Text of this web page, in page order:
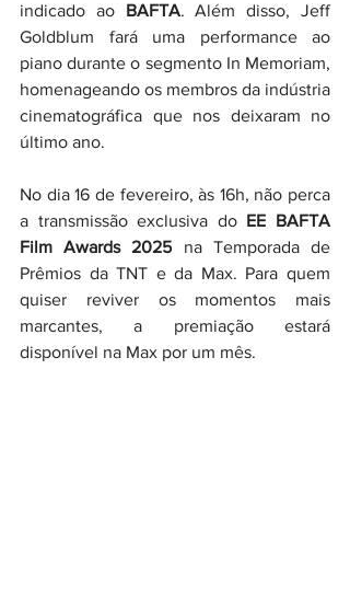
indicado ao BAFTA. Além disso, Jeff
Goldblum fará uma performance ao
piano durante o segmento In Memoriam,
homenageando os membros da indústria
cinematográfica que nos deixaram no
último ano.
No dia 16 de fevereiro, às 16h, não perca
a transmissão exclusiva do EE BAFTA
Film Awards 2025 na Temporada de
Prêmios da TNT e da Max. Para quem
quiser reviver os momentos mais
marcantes, a premiação estará
disponível na Max por um mês.